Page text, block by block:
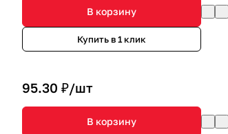
В корзину
Купить в 1 клик
95.30 ₽/шт
В корзину